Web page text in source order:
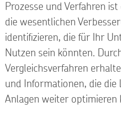
Prozesse und Verfahren
die wesentlichen
identifizieren, die für Ihr
Nutzen sein könnten.
Vergleichsverfahren
und Informationen, die
Anlagen weiter optimieren